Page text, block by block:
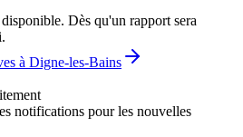
Dès qu'un rapport sera
à Digne-les-Bains
notifications pour les nouvelles